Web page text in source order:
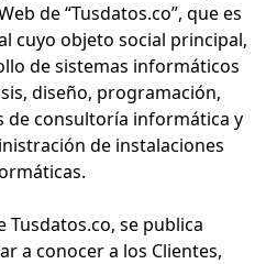
de “Tusdatos.co”, que es
cuyo objeto social principal,
de sistemas informáticos
diseño, programación,
de consultoría informática y
de instalaciones
Tusdatos.co, se publica
a conocer a los Clientes,